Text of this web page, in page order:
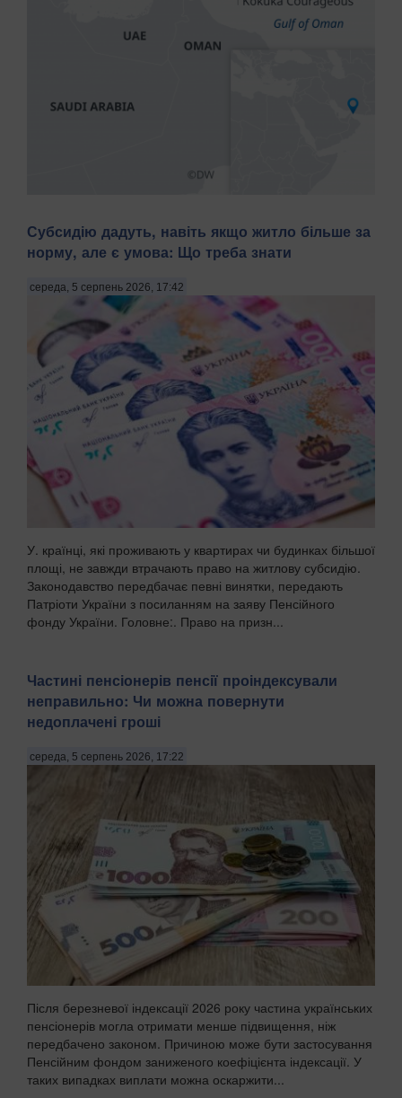
запропонованого маршруту судноплавства через
Ормузьку протоку. Про це повідомляє Bloomberg у середу,
Міністерства закордонних справ Ірану Есмаїл Багаї
розповів,...
Субсидію дадуть, навіть якщо житло більше за
норму, але є умова: Що треба знати
середа, 5 серпень 2026, 17:42
У. країнці, які проживають у квартирах чи будинках більшої
площі, не завжди втрачають право на житлову субсидію.
Законодавство передбачає певні винятки, передають
Патріоти України з посиланням на заяву Пенсійного
фонду України. Головне:. Право на призн...
Частині пенсіонерів пенсії проіндексували
неправильно: Чи можна повернути
недоплачені гроші
середа, 5 серпень 2026, 17:22
Після березневої індексації 2026 року частина українських
пенсіонерів могла отримати менше підвищення, ніж
передбачено законом. Причиною може бути застосування
Пенсійним фондом заниженого коефіцієнта індексації. У
таких випадках виплати можна оскаржити...